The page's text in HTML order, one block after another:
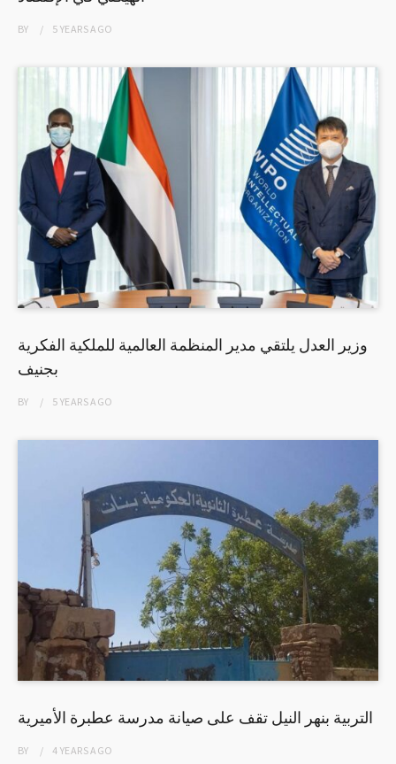
BY 5 YEARSAGO
وزير العدل يلتقي مدير المنظمة العالمية للملكية الفكرية
بجنيف
BY 5 YEARSAGO
التربية بنهر النيل تقف على صيانة مدرسة عطبرة الأميرية
BY 4 YEARSAGO